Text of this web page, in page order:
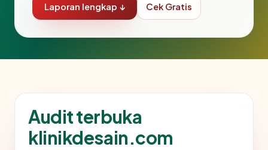
Laporan lengkap ↓ Cek Gratis
Audit terbuka
klinikdesain.com